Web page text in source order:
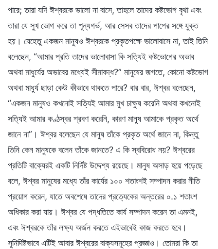
পারে; তারা যদি ঈশ্বরকে ভালো না বাসে, তাহলে তাদের কষ্টভোগ বৃথা এবং
তারা যে সুখ ভোগ করে তা শূন্যগর্ভ, আর সেসব তাদের পাপের সঙ্গে যুক্ত
হয়। যেহেতু একজন মানুষও ঈশ্বরকে প্রকৃতপক্ষে ভালোবাসে না, তাই তিনি
বলেছেন, “আমার প্রতি তাদের ভালোবাসা কি সত্যিই কষ্টভোগের অভাব
অথবা মাধুর্যের অভাবের মধ্যেই সীমাবদ্ধ?” মানুষের জগতে, কোনো কষ্টভোগ
অথবা মাধুর্য ছাড়া কেউ কীভাবে থাকতে পারে? বার বার, ঈশ্বর বলেছেন,
“একজন মানুষও কখনোই সত্যিই আমার মুখ চাক্ষুষ করেনি অথবা কখনোই
সত্যিই আমার কণ্ঠস্বর শ্রবণ করেনি, কারণ মানুষ আমাকে প্রকৃত অর্থে
জানে না”। ঈশ্বর বলেছেন যে মানুষ তাঁকে প্রকৃত অর্থে জানে না, কিন্তু
তিনি কেন মানুষকে বলেন তাঁকে জানতে? এ কি স্ববিরোধ নয়? ঈশ্বরের
প্রতিটি বাক্যেরই একটি নির্দিষ্ট উদ্দেশ্য রয়েছে। মানুষ অসাড় হয়ে পড়েছে
বলে, ঈশ্বর মানুষের মধ্যে তাঁর কার্যের ১০০ শতাংশই সম্পাদন করার নীতি
প্রয়োগ করেন, যাতে অবশেষে তাদের প্রত্যেকের অন্তরের ০.১ শতাংশ
অধিকার করা যায়। ঈশ্বর যে পদ্ধতিতে কার্য সম্পাদন করেন তা এমনই,
এবং ঈশ্বরকে তাঁর লক্ষ্য অর্জন করতে এইভাবেই কাজ করতে হবে।
সুনির্দিষ্টভাবে এটিই আবার ঈশ্বরের বাক্যসমূহের প্রজ্ঞাও। তোমরা কি তা